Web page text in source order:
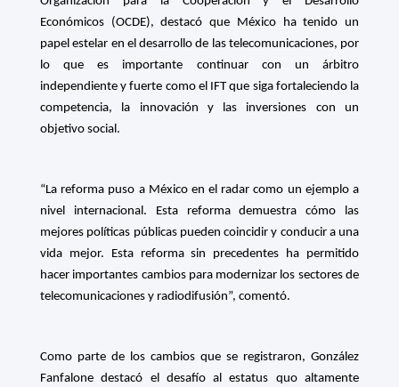
Económicos (OCDE), destacó que México ha tenido un
papel estelar en el desarrollo de las telecomunicaciones, por
lo que es importante continuar con un árbitro
independiente y fuerte como el IFT que siga fortaleciendo la
competencia, la innovación y las inversiones con un
objetivo social.
“La reforma puso a México en el radar como un ejemplo a
nivel internacional. Esta reforma demuestra cómo las
mejores políticas públicas pueden coincidir y conducir a una
vida mejor. Esta reforma sin precedentes ha permitido
hacer importantes cambios para modernizar los sectores de
telecomunicaciones y radiodifusión”, comentó.
Como parte de los cambios que se registraron, González
Fanfalone destacó el desafío al estatus quo altamente